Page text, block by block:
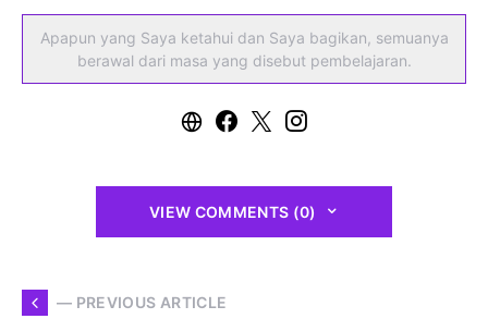
Apapun yang Saya ketahui dan Saya bagikan, semuanya
berawal dari masa yang disebut pembelajaran.
VIEW COMMENTS (0)
— PREVIOUS ARTICLE